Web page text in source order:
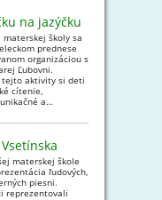
na jazýčku
školy sa
prednese
organizáciou s
Ľubovni.
tejto aktivity si deti
cítenie,
a…
materskej škole
ľudových,
piesni.
reprezentovali